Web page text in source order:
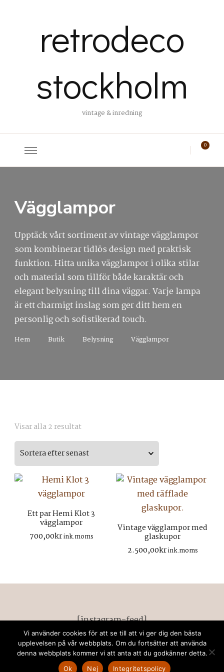
retrodeco
stockholm
vintage & inredning
0
Vägglampor
Upptäck vårt sortiment av vintage vägglampor
som kombinerar tidlös design med praktisk
funktion. Hitta unika vägglampor i olika stilar
och material som tillför både karaktär och
elegant belysning till dina väggar. Varje lampa
är ett charmigt inslag som ger ditt hem en
personlig och sofistikerad touch.
Hem Butik Belysning Vägglampor
Visar alla 2 resultatSortera
efter
senaste
Ett par Hemi Klot 3
vägglampor
700,00krink.moms
Vintage vägglampor med
glaskupor
2.500,00krink.moms
[instagram-feed]
© Upphovsrätt 2026retrodeco stockholm. Alla
rättigheter förbehållna. Chic Lite | Utvecklad avRara
Themes. drivs med WordPress.Privacy Policy
Vi använder cookies för att se till att vi ger dig den bästa
upplevelsen på vår webbplats. Om du fortsätter att använda
denna webbplats kommer vi att anta att du godkänner detta.
Ok
Nej Integritetspolicy